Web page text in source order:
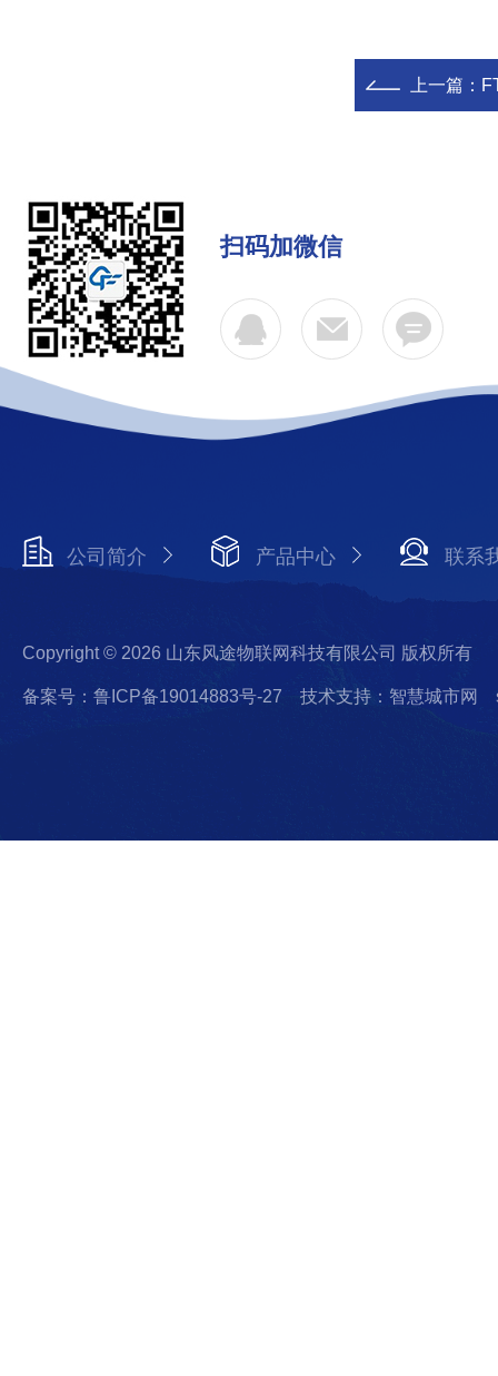
上一篇：
扫码加微信
公司简介 产品中心 联系
Copyright © 2026 山东风途物联网科技有限公司 版权所有
备案号：鲁ICP备19014883号-27 技术支持：智慧城市网